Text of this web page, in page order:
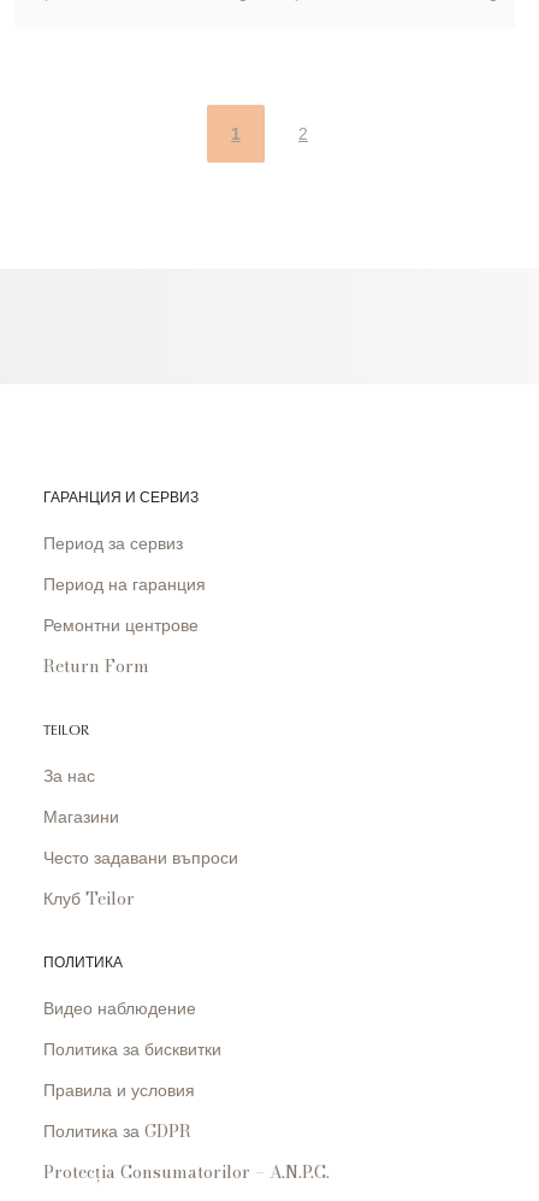
1 2
ГАРАНЦИЯ И СЕРВИЗ
Период за сервиз
Период на гаранция
Ремонтни центрове
Return Form
TEILOR
За нас
Магазини
Често задавани въпроси
Клуб Teilor
ПОЛИТИКА
Видео наблюдение
Политика за бисквитки
Правила и условия
Политика за GDPR
Protecția Consumatorilor – A.N.P.C.